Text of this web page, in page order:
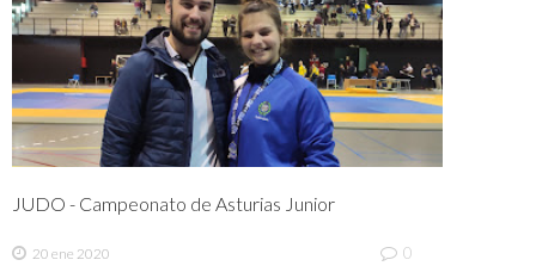
JUDO - Campeonato de Asturias Junior
20 ene 2020 0